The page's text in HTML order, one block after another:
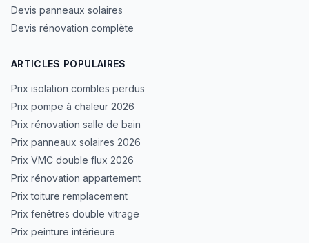
Devis panneaux solaires
Devis rénovation complète
ARTICLES POPULAIRES
Prix isolation combles perdus
Prix pompe à chaleur 2026
Prix rénovation salle de bain
Prix panneaux solaires 2026
Prix VMC double flux 2026
Prix rénovation appartement
Prix toiture remplacement
Prix fenêtres double vitrage
Prix peinture intérieure